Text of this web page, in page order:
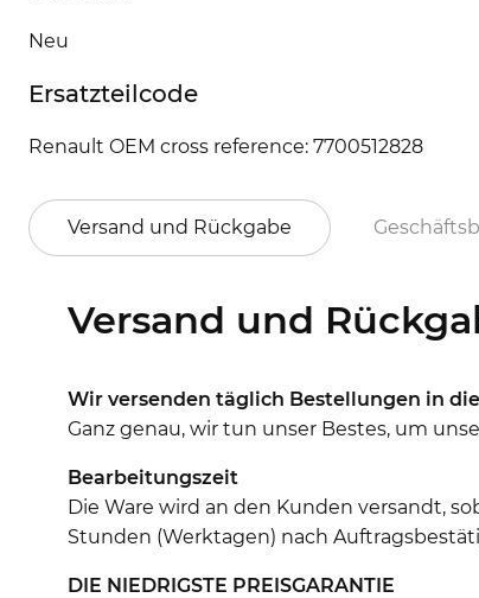
Neu
Ersatzteilcode
Renault OEM cross reference: 7700512828
Versand und Rückgabe
Versand und
Wir versenden täglich Bestellungen in
Ganz genau, wir tun unser Bestes, um
Bearbeitungszeit
Die Ware wird an den Kunden versandt,
Stunden (Werktagen) nach
DIE NIEDRIGSTE PREISGARANTIE